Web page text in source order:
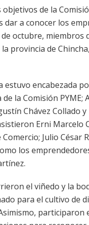
objetivos de la
dar a conocer los
octubre, miembros
la provincia de
estuvo encabezada
la Comisión PYME;
Chávez Collado
Erni Marcelo
Comercio; Julio
los
el viñedo y la
para el cultivo de
participaron